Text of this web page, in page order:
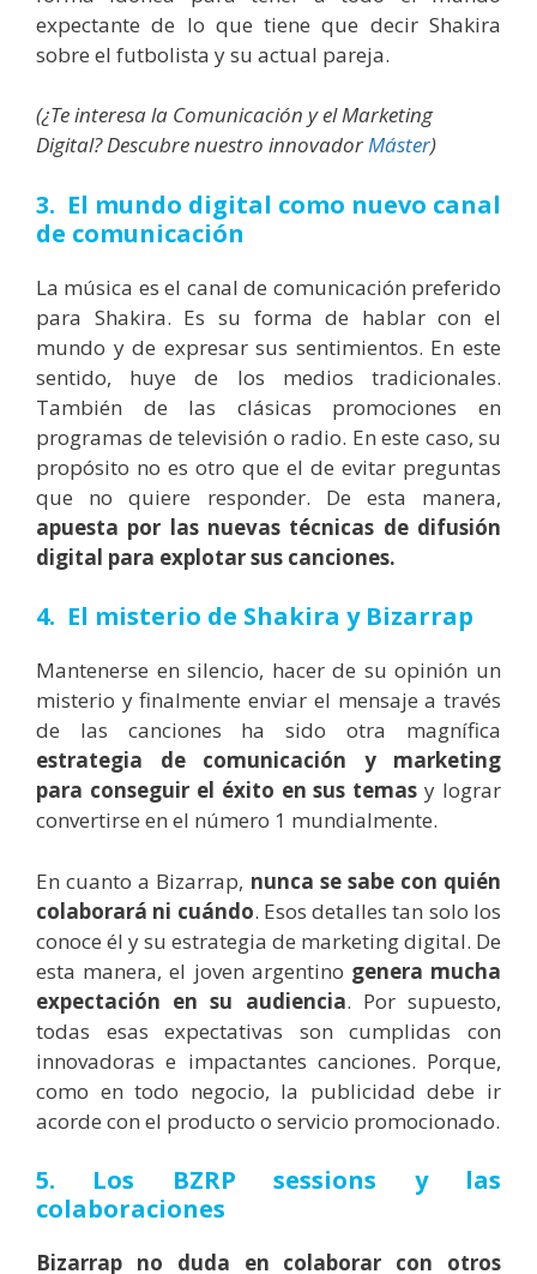
expectante de lo que tiene que decir Shakira
sobre el futbolista y su actual pareja.
(¿Te interesa la Comunicación y el Marketing
Digital? Descubre nuestro innovadorMáster)
3. El mundo digital como nuevo canal
de comunicación
La música es el canal de comunicación preferido
para Shakira. Es su forma de hablar con el
mundo y de expresar sus sentimientos. En este
sentido, huye de los medios tradicionales.
También de las clásicas promociones en
programas de televisión o radio. En este caso, su
propósito no es otro que el de evitar preguntas
que no quiere responder. De esta manera,
apuesta por las nuevas técnicas de difusión
digital para explotar sus canciones.
4. El misterio de Shakira y Bizarrap
Mantenerse en silencio, hacer de su opinión un
misterio y finalmente enviar el mensaje a través
de las canciones ha sido otra magnífica
estrategia de comunicación y marketing
para conseguir el éxito en sus temas y lograr
convertirse en el número 1 mundialmente.
En cuanto a Bizarrap, nunca se sabe con quién
colaborará ni cuándo. Esos detalles tan solo los
conoce él y su estrategia de marketing digital. De
esta manera, el joven argentino genera mucha
expectación en su audiencia. Por supuesto,
todas esas expectativas son cumplidas con
innovadoras e impactantes canciones. Porque,
como en todo negocio, la publicidad debe ir
acorde con el producto o servicio promocionado.
5. Los BZRP sessions y las
colaboraciones
Bizarrap no duda en colaborar con otros